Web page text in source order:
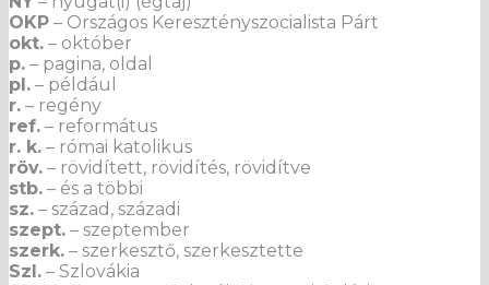
OKP – Országos Keresztényszocialista Párt
okt. – október
p. – pagina, oldal
pl. – például
r. – regény
ref. – református
r. k. – római katolikus
röv. – rövidített, rövidítés, rövidítve
stb. – és a többi
sz. – század, századi
szept. – szeptember
szerk. – szerkesztő, szerkesztette
Szl. – Szlovákia